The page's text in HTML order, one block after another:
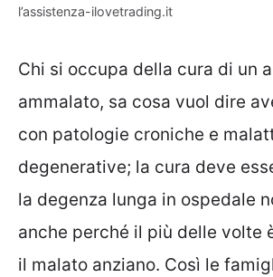
l’assistenza-ilovetrading.it
Chi si occupa della cura di un
ammalato, sa cosa vuol dire
con patologie croniche e
degenerative; la cura deve
la degenza lunga in ospedale
anche perché il più delle volte
il malato anziano. Così le